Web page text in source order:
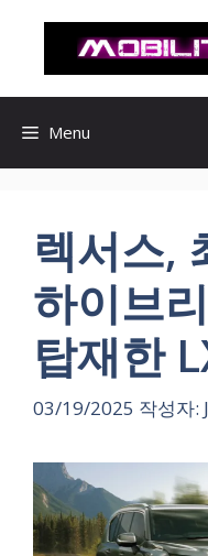
로
Menu
렉서스,
하이브
탑재한
03/19/2025 작성자: